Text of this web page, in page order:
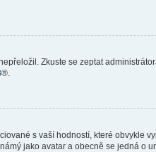
Zkuste se zeptat
®.
s vaší hodností, které obvykle
jako avatar a obecně se jedná o